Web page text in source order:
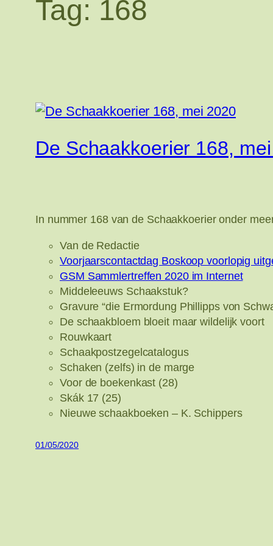
Tag: 168
De Schaakkoerier 168,
In nummer 168 van de Schaakkoerier onder
Van de Redactie
Voorjaarscontactdag Boskoop voorlopig
GSM Sammlertreffen 2020 im Internet
Middeleeuws Schaakstuk?
Gravure “die Ermordung Phillipps von
De schaakbloem bloeit maar wildelijk voort
Rouwkaart
Schaakpostzegelcatalogus
Schaken (zelfs) in de marge
Voor de boekenkast (28)
Skák 17 (25)
Nieuwe schaakboeken – K. Schippers
01/05/2020